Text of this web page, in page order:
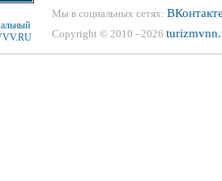
Мы в социальных сетях:
Copyright © 2010 - 2026